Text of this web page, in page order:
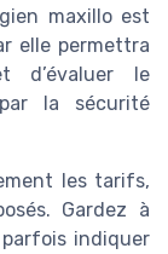
maxillo est
elle permettra
d’évaluer le
la sécurité
les tarifs,
Gardez à
indiquer